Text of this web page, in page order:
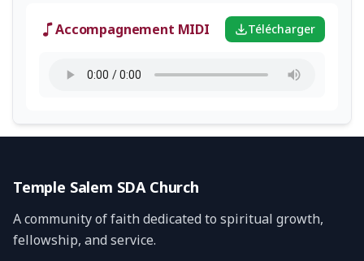
Accompagnement MIDI Télécharger
Temple Salem SDA Church
A community of faith dedicated to spiritual growth,
fellowship, and service.